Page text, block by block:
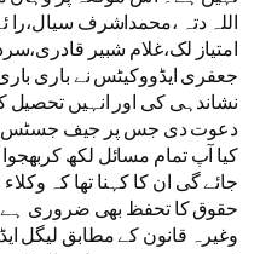
اللہ دتہ ،محمداشرف
امتیاز لک،غلام شبیر
جعفری ایڈووکیٹس نے باری
نشاندہی کی اور انہیں
دعوت دی جس پر جیف جسٹس
کیا آپ تمام مسائل لکھ
جائے گی ان کا کہنا تھا کہ
حقوق کا تحفظ بھی ضروری ہے
وغیرہ قانون کے مطابق لیگل